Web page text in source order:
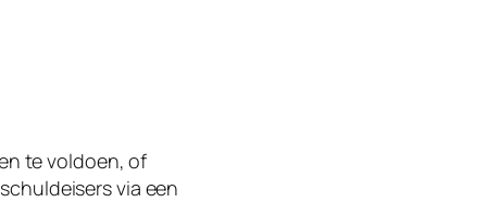
te voldoen, of
via een